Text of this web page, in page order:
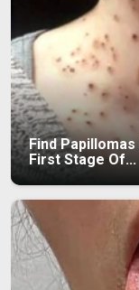
Find
First Stage Of...